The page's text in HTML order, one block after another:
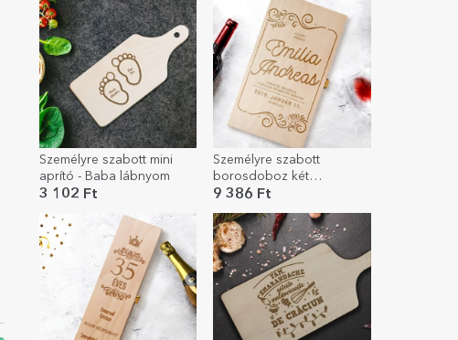
Személyre szabott mini
aprító - Baba lábnyom
3 102 Ft
Személyre szabott
borosdoboz két
palackhoz – Üzenet a
vőlegénynek
9 386 Ft